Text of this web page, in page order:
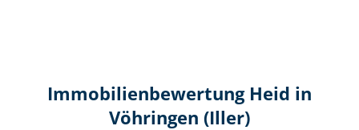
Immobilien­bewertung Heid in
Vöhringen (Iller)